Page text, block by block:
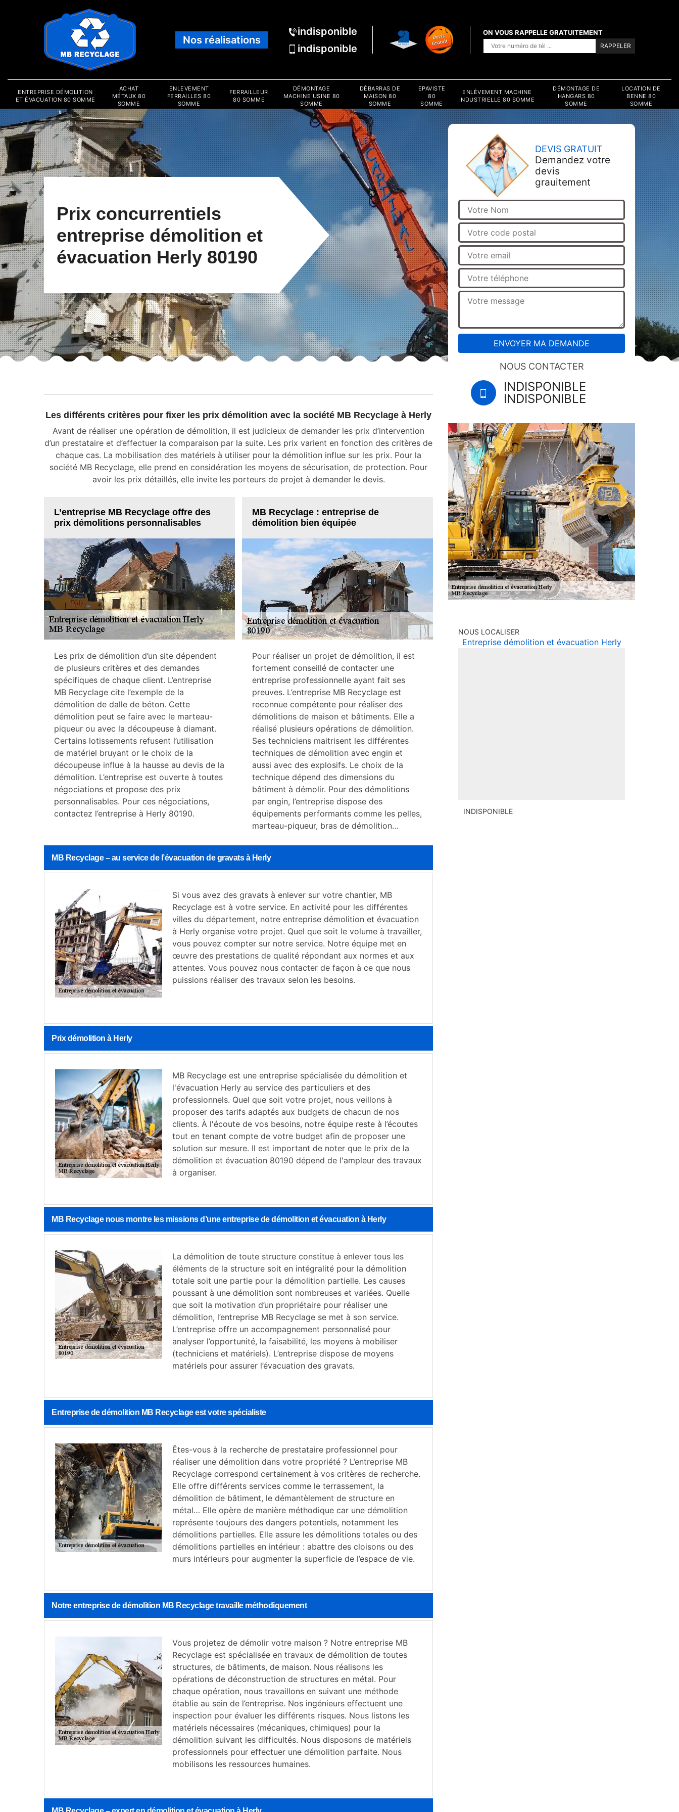
Nos réalisations
indisponible
indisponible
ON VOUS RAPPELLE GRATUITEMENT
ENTREPRISE DÉMOLITION
ET ÉVACUATION 80 SOMME
ACHAT
MÉTAUX 80
SOMME
ENLEVEMENT
FERRAILLES 80
SOMME
FERRAILLEUR
80 SOMME
DÉMONTAGE
MACHINE USINE 80
SOMME
DÉBARRAS DE
MAISON 80
SOMME
EPAVISTE
80
SOMME
ENLÈVEMENT MACHINE
INDUSTRIELLE 80 SOMME
DÉMONTAGE DE
HANGARS 80
SOMME
LOCATION DE
BENNE 80
SOMME
Prix concurrentiels
entreprise démolition et
évacuation Herly 80190
Les différents critères pour fixer les prix démolition avec la société MB Recyclage à Herly
Avant de réaliser une opération de démolition, il est judicieux de demander les prix d’intervention
d’un prestataire et d’effectuer la comparaison par la suite. Les prix varient en fonction des critères de
chaque cas. La mobilisation des matériels à utiliser pour la démolition influe sur les prix. Pour la
société MB Recyclage, elle prend en considération les moyens de sécurisation, de protection. Pour
avoir les prix détaillés, elle invite les porteurs de projet à demander le devis.
MB Recyclage – au service de l’évacuation de gravats à Herly
Si vous avez des gravats à enlever sur votre chantier, MB
Recyclage est à votre service. En activité pour les différentes
villes du département, notre entreprise démolition et évacuation
à Herly organise votre projet. Quel que soit le volume à travailler,
vous pouvez compter sur notre service. Notre équipe met en
œuvre des prestations de qualité répondant aux normes et aux
attentes. Vous pouvez nous contacter de façon à ce que nous
puissions réaliser des travaux selon les besoins.
Prix démolition à Herly
MB Recyclage est une entreprise spécialisée du démolition et
l'évacuation Herly au service des particuliers et des
professionnels. Quel que soit votre projet, nous veillons à
proposer des tarifs adaptés aux budgets de chacun de nos
clients. À l'écoute de vos besoins, notre équipe reste à l’écoutes
tout en tenant compte de votre budget afin de proposer une
solution sur mesure. Il est important de noter que le prix de la
démolition et évacuation 80190 dépend de l'ampleur des travaux
à organiser.
MB Recyclage nous montre les missions d’une entreprise de démolition et évacuation à Herly
La démolition de toute structure constitue à enlever tous les
éléments de la structure soit en intégralité pour la démolition
totale soit une partie pour la démolition partielle. Les causes
poussant à une démolition sont nombreuses et variées. Quelle
que soit la motivation d’un propriétaire pour réaliser une
démolition, l’entreprise MB Recyclage se met à son service.
L’entreprise offre un accompagnement personnalisé pour
analyser l’opportunité, la faisabilité, les moyens à mobiliser
(techniciens et matériels). L’entreprise dispose de moyens
matériels pour assurer l’évacuation des gravats.
Entreprise de démolition MB Recyclage est votre spécialiste
Êtes-vous à la recherche de prestataire professionnel pour
réaliser une démolition dans votre propriété ? L’entreprise MB
Recyclage correspond certainement à vos critères de recherche.
Elle offre différents services comme le terrassement, la
démolition de bâtiment, le démantèlement de structure en
métal… Elle opère de manière méthodique car une démolition
représente toujours des dangers potentiels, notamment les
démolitions partielles. Elle assure les démolitions totales ou des
démolitions partielles en intérieur : abattre des cloisons ou des
murs intérieurs pour augmenter la superficie de l’espace de vie.
Notre entreprise de démolition MB Recyclage travaille méthodiquement
Vous projetez de démolir votre maison ? Notre entreprise MB
Recyclage est spécialisée en travaux de démolition de toutes
structures, de bâtiments, de maison. Nous réalisons les
opérations de déconstruction de structures en métal. Pour
chaque opération, nous travaillons en suivant une méthode
établie au sein de l’entreprise. Nos ingénieurs effectuent une
inspection pour évaluer les différents risques. Nous listons les
matériels nécessaires (mécaniques, chimiques) pour la
démolition suivant les difficultés. Nous disposons de matériels
professionnels pour effectuer une démolition parfaite. Nous
mobilisons les ressources humaines.
L’entreprise MB Recyclage offre des
prix démolitions personnalisables
Les prix de démolition d’un site dépendent
de plusieurs critères et des demandes
spécifiques de chaque client. L’entreprise
MB Recyclage cite l’exemple de la
démolition de dalle de béton. Cette
démolition peut se faire avec le marteau-
piqueur ou avec la découpeuse à diamant.
Certains lotissements refusent l’utilisation
de matériel bruyant or le choix de la
découpeuse influe à la hausse au devis de la
démolition. L’entreprise est ouverte à toutes
négociations et propose des prix
personnalisables. Pour ces négociations,
contactez l’entreprise à Herly 80190.
MB Recyclage : entreprise de
démolition bien équipée
Pour réaliser un projet de démolition, il est
fortement conseillé de contacter une
entreprise professionnelle ayant fait ses
preuves. L’entreprise MB Recyclage est
reconnue compétente pour réaliser des
démolitions de maison et bâtiments. Elle a
réalisé plusieurs opérations de démolition.
Ses techniciens maitrisent les différentes
techniques de démolition avec engin et
aussi avec des explosifs. Le choix de la
technique dépend des dimensions du
bâtiment à démolir. Pour des démolitions
par engin, l’entreprise dispose des
équipements performants comme les pelles,
marteau-piqueur, bras de démolition…
DEVIS GRATUIT
Demandez votre
devis
grauitement
NOUS CONTACTER
INDISPONIBLE
INDISPONIBLE
NOUS LOCALISER
Entreprise démolition et évacuation Herly
INDISPONIBLE